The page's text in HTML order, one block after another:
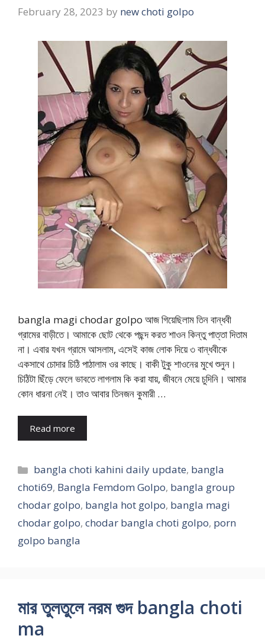
February 28, 2023 by new choti golpo
bangla magi chodar golpo আজ গিয়েছিলাম তিন বান্ধবী
গ্রামের বাড়ীতে। আমাকে ছোট থেকে পছন্দ করত শাওন কিন্তু পাত্তা দিতাম
না। এবার যখন গ্রামে আসলাম, এসেই কাজ লোক দিয়ে ৩ বান্ধবীকে
একসাথে চোদার চিঠি পাঠালাম ওর কাছে। বাকী টুকু শাওনের মুখে শুনুন।
চিঠিটা ছিঁড়ে ফেলে ভাবতে লাগলাম কি করা যায়, জীবনে মেয়ে চুদিনি। আমার
কোন ধারনা নেই। তাও আবার তিনজন কুমারী …
Read more
Categories
bangla choti kahini daily update, bangla
choti69, Bangla Femdom Golpo, bangla group
chodar golpo, bangla hot golpo, bangla magi
chodar golpo, chodar bangla choti golpo, porn
golpo bangla
মার তুলতুলে নরম গুদ bangla choti
ma